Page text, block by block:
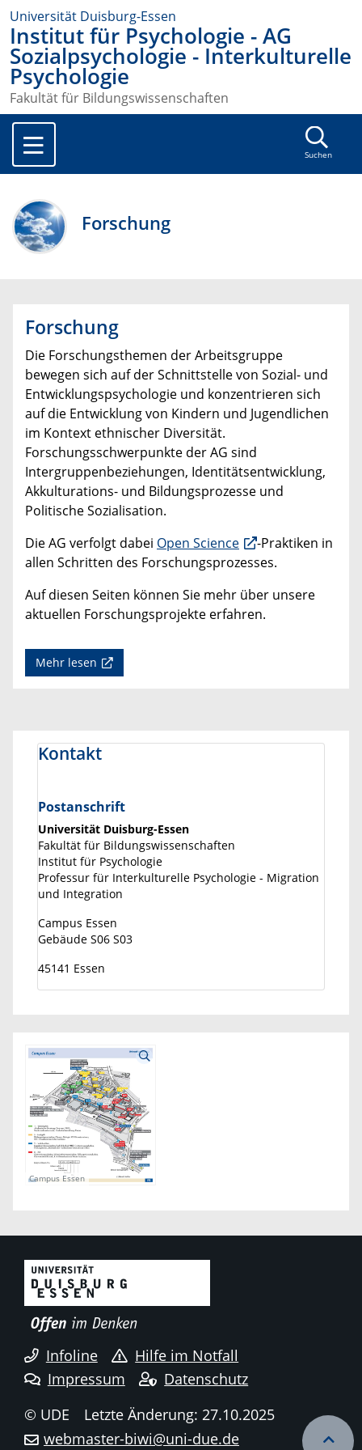
Universität Duisburg-Essen
Institut für Psychologie - AG
Sozialpsychologie - Interkulturelle
Psychologie
Fakultät für Bildungswissenschaften
Suchen
Forschung
Forschung
Die Forschungsthemen der Arbeitsgruppe
bewegen sich auf der Schnittstelle von Sozial- und
Entwicklungspsychologie und konzentrieren sich
auf die Entwicklung von Kindern und Jugendlichen
im Kontext ethnischer Diversität.
Forschungsschwerpunkte der AG sind
Intergruppenbeziehungen, Identitätsentwicklung,
Akkulturations- und Bildungsprozesse und
Politische Sozialisation.
Die AG verfolgt dabei Open Science
-Praktiken in
allen Schritten des Forschungsprozesses.
Auf diesen Seiten können Sie mehr über unsere
aktuellen Forschungsprojekte erfahren.
Mehr lesen
Kontakt
Postanschrift
Universität Duisburg-Essen
Fakultät für Bildungswissenschaften
Institut für Psychologie
Professur für Interkulturelle Psychologie - Migration
und Integration
Campus Essen
Gebäude S06 S03
45141 Essen
Campus Essen
Infoline
Hilfe im Notfall
Impressum
Datenschutz
© UDE
Letzte Änderung: 27.10.2025
webmaster-biwi@uni-due.de